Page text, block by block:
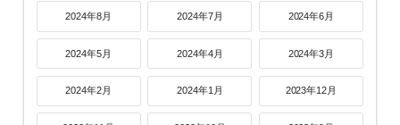
2024年8月 2024年7月 2024年6月
2024年5月 2024年4月 2024年3月
2024年2月 2024年1月 2023年12月